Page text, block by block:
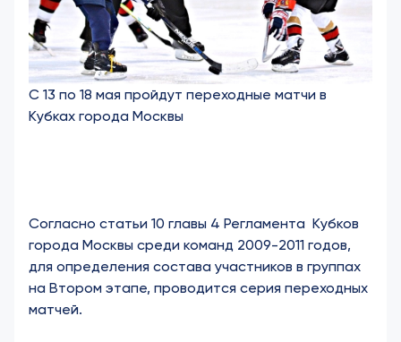
С 13 по 18 мая пройдут переходные матчи в
Кубках города Москвы
Согласно статьи 10 главы 4 Регламента Кубков
города Москвы среди команд 2009-2011 годов,
для определения состава участников в группах
на Втором этапе, проводится серия переходных
матчей.